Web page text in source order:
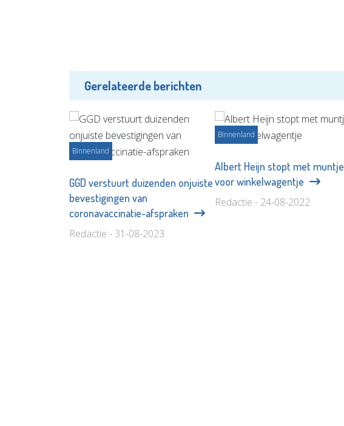
Gerelateerde berichten
Binnenland
GGD verstuurt duizenden onjuiste
bevestigingen van
coronavaccinatie-afspraken
Redactie - 31-08-2023
Binnenland
Albert Heijn stopt met muntje
voor winkelwagentje
Redactie - 24-08-2022